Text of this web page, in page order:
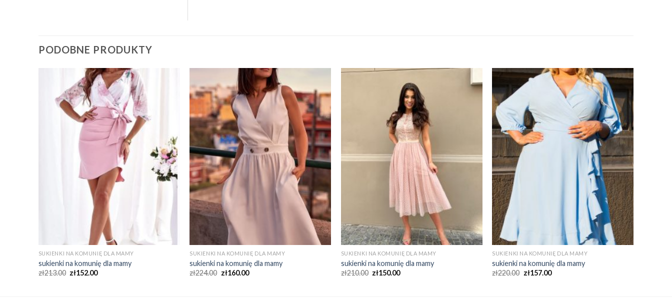
PODOBNE PRODUKTY
SUKIENKI NA KOMUNIĘ DLA MAMY
sukienki na komunię dla mamy
zł213.00 zł152.00
SUKIENKI NA KOMUNIĘ DLA MAMY
sukienki na komunię dla mamy
zł224.00 zł160.00
SUKIENKI NA KOMUNIĘ DLA MAMY
sukienki na komunię dla mamy
zł210.00 zł150.00
SUKIENKI NA KOMUNIĘ DLA MAMY
sukienki na komunię dla mamy
zł220.00 zł157.00